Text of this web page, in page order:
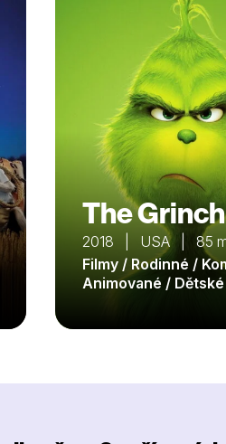
The Grinch
2018 | USA | 85
Filmy / Rodinné /
Animované /